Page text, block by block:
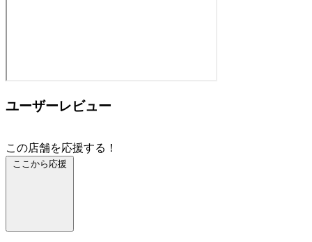
ユーザーレビュー
この店舗を応援する！
ここから応援